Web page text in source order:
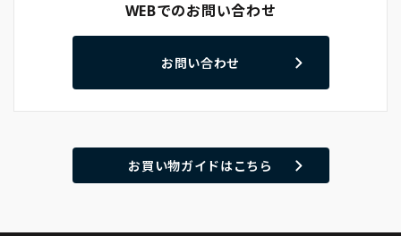
WEBでのお問い合わせ
お問い合わせ
お買い物ガイドはこちら